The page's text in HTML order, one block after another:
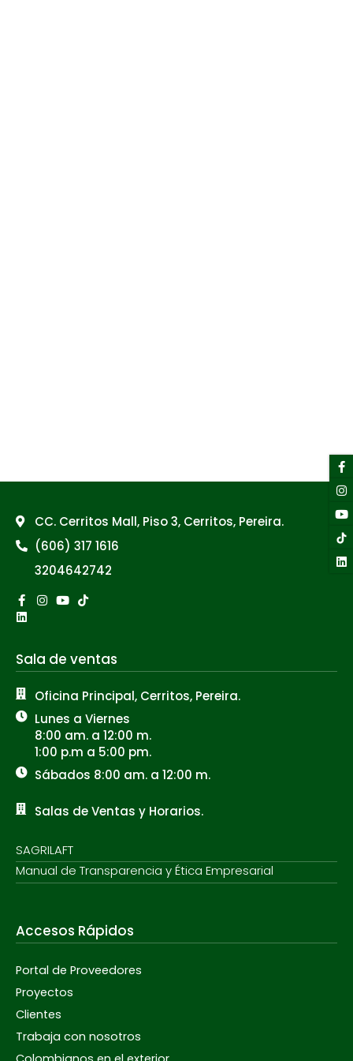
CC. Cerritos Mall, Piso 3, Cerritos, Pereira.
(606) 317 1616
3204642742
Facebook-
f
Instagram
Youtube
Tiktok
Linkedin
Sala de ventas
Oficina Principal, Cerritos, Pereira.
Lunes a Viernes
8:00 am. a 12:00 m.
1:00 p.m a 5:00 pm.
Sábados 8:00 am. a 12:00 m.
Salas de Ventas y Horarios.
SAGRILAFT
Manual de Transparencia y Ética Empresarial
Accesos Rápidos
Portal de Proveedores
Proyectos
Clientes
Trabaja con nosotros
f